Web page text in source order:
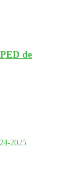
de